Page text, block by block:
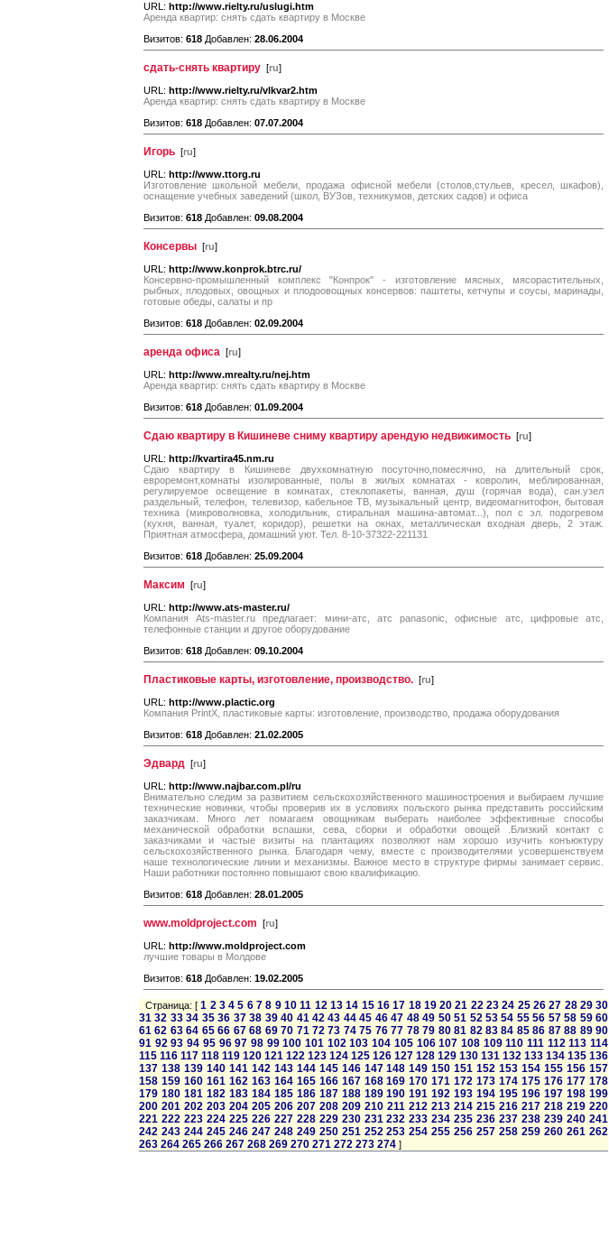
URL: http://www.rielty.ru/uslugi.htm
Аренда квартир: снять сдать квартиру в Москве
Визитов: 618 Добавлен: 28.06.2004
сдать-снять квартиру [ru]
URL: http://www.rielty.ru/vlkvar2.htm
Аренда квартир: снять сдать квартиру в Москве
Визитов: 618 Добавлен: 07.07.2004
Игорь [ru]
URL: http://www.ttorg.ru
Изготовление школьной мебели, продажа офисной мебели (столов,стульев, кресел, шкафов),
оснащение учебных заведений (школ, ВУЗов, техникумов, детских садов) и офиса
Визитов: 618 Добавлен: 09.08.2004
Консервы [ru]
URL: http://www.konprok.btrc.ru/
Консервно-промышленный комплекс "Конпрок" - изготовление мясных, мясорастительных,
рыбных, плодовых, овощных и плодоовощных консервов: паштеты, кетчупы и соусы, маринады,
готовые обеды, салаты и пр
Визитов: 618 Добавлен: 02.09.2004
аренда офиса [ru]
URL: http://www.mrealty.ru/nej.htm
Аренда квартир: снять сдать квартиру в Москве
Визитов: 618 Добавлен: 01.09.2004
Сдаю квартиру в Кишиневе сниму квартиру арендую недвижимость [ru]
URL: http://kvartira45.nm.ru
Сдаю квартиру в Кишиневе двухкомнатную посуточно,помесячно, на длительный срок,
евроремонт,комнаты изолированные, полы в жилых комнатах - ковролин, меблированная,
регулируемое освещение в комнатах, стеклопакеты, ванная, душ (горячая вода), сан.узел
раздельный, телефон, телевизор, кабельное ТВ, музыкальный центр, видеомагнитофон, бытовая
техника (микроволновка, холодильник, стиральная машина-автомат...), пол с эл. подогревом
(кухня, ванная, туалет, коридор), решетки на окнах, металлическая входная дверь, 2 этаж.
Приятная атмосфера, домашний уют. Тел. 8-10-37322-221131
Визитов: 618 Добавлен: 25.09.2004
Максим [ru]
URL: http://www.ats-master.ru/
Компания Ats-master.ru предлагает: мини-атс, атс panasonic, офисные атс, цифровые атс,
телефонные станции и другое оборудование
Визитов: 618 Добавлен: 09.10.2004
Пластиковые карты, изготовление, производство. [ru]
URL: http://www.plactic.org
Компания PrintX, пластиковые карты: изготовление, производство, продажа оборудования
Визитов: 618 Добавлен: 21.02.2005
Эдвард [ru]
URL: http://www.najbar.com.pl/ru
Внимательно следим за развитием сельскохозяйственного машиностроения и выбираем лучшие
технические новинки, чтобы проверив их в условиях польского рынка представить российским
заказчикам. Много лет помагаем овощникам выберать наиболее эффективные способы
механической обработки вспашки, сева, сборки и обработки овощей .Близкий контакт с
заказчиками и частые визиты на плантациях позволяют нам хорошо изучить конъюктуру
сельскохозяйственного рынка. Благодаря чему, вместе с производителями усовершенствуем
наше технологические линии и механизмы. Важное место в структуре фирмы занимает сервис.
Наши работники постоянно повышают свою квалификацию.
Визитов: 618 Добавлен: 28.01.2005
www.moldproject.com [ru]
URL: http://www.moldproject.com
лучшие товары в Молдове
Визитов: 618 Добавлен: 19.02.2005
Страница: [1 2 3 4 5 6 7 8 9 10 11 12 13 14 15 16 17 18 19 20 21 22 23 24 25 26 27 28 29 30
31 32 33 34 35 36 37 38 39 40 41 42 43 44 45 46 47 48 49 50 51 52 53 54 55 56 57 58 59 60
61 62 63 64 65 66 67 68 69 70 71 72 73 74 75 76 77 78 79 80 81 82 83 84 85 86 87 88 89 90
91 92 93 94 95 96 97 98 99 100 101 102 103 104 105 106 107 108 109 110 111 112 113 114
115 116 117 118 119 120 121 122 123 124 125 126 127 128 129 130 131 132 133 134 135 136
137 138 139 140 141 142 143 144 145 146 147 148 149 150 151 152 153 154 155 156 157
158 159 160 161 162 163 164 165 166 167 168 169 170 171 172 173 174 175 176 177 178
179 180 181 182 183 184 185 186 187 188 189 190 191 192 193 194 195 196 197 198 199
200 201 202 203 204 205 206 207 208 209 210 211 212 213 214 215 216 217 218 219 220
221 222 223 224 225 226 227 228 229 230 231 232 233 234 235 236 237 238 239 240 241
242 243 244 245 246 247 248 249 250 251 252 253 254 255 256 257 258 259 260 261 262
263 264 265 266 267 268 269 270 271 272 273 274 ]